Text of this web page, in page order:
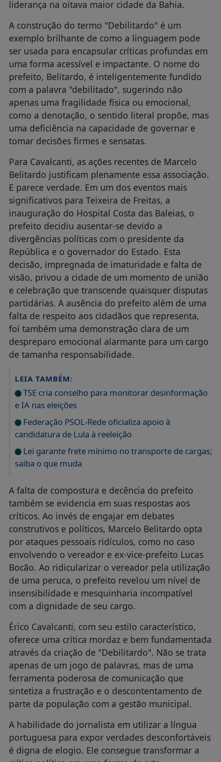
liderança na oitava maior cidade da Bahia.
A construção do termo "Debilitardo" é um
exemplo brilhante de como a linguagem pode
ser usada para encapsular críticas profundas em
uma forma acessível e impactante. O nome do
prefeito, Belitardo, é inteligentemente fundido
com a palavra "debilitado", sugerindo não
apenas uma fragilidade física ou emocional,
como a denotação, o sentido literal propõe, mas
uma deficiência na capacidade de governar e
tomar decisões firmes e sensatas.
Para Cavalcanti, as ações recentes de Marcelo
Belitardo justificam plenamente essa associação.
E parece verdade. Em um dos eventos mais
significativos para Teixeira de Freitas, a
inauguração do Hospital Costa das Baleias, o
prefeito decidiu ausentar-se devido a
divergências políticas com o presidente da
República e o governador do Estado. Esta
decisão, impregnada de imaturidade e falta de
visão, privou a cidade de um momento de união
e celebração que transcende quaisquer disputas
partidárias. A ausência do prefeito além de uma
falta de respeito aos cidadãos que representa,
foi também uma demonstração clara de um
despreparo emocional alarmante para um cargo
de tamanha responsabilidade.
LEIA TAMBÉM:
TSE cria conselho para monitorar desinformação
e IA nas eleições
Federação PSOL-Rede oficializa apoio à
candidatura de Lula à reeleição
Lei garante frete mínimo no transporte de cargas;
saiba o que muda
A falta de compostura e decência do prefeito
também se evidencia em suas respostas aos
críticos. Ao invés de engajar em debates
construtivos e políticos, Marcelo Belitardo opta
por ataques pessoais ridículos, como no caso
envolvendo o vereador e ex-vice-prefeito Lucas
Bocão. Ao ridicularizar o vereador pela utilização
de uma peruca, o prefeito revelou um nível de
insensibilidade e mesquinharia incompatível
com a dignidade de seu cargo.
Érico Cavalcanti, com seu estilo característico,
oferece uma crítica mordaz e bem fundamentada
através da criação de "Debilitardo". Não se trata
apenas de um jogo de palavras, mas de uma
ferramenta poderosa de comunicação que
sintetiza a frustração e o descontentamento de
parte da população com a gestão municipal.
A habilidade do jornalista em utilizar a língua
portuguesa para expor verdades desconfortáveis
é digna de elogio. Ele consegue transformar a